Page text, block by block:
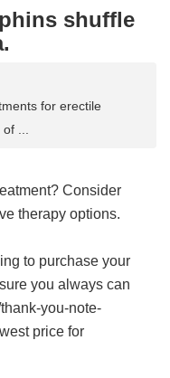
shuffle
for erectile
of ...
Consider
therapy options.
to purchase your
you always can
you-note-
price for